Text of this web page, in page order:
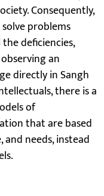
Consequently,
problems
deficiencies,
an
directly in Sangh
there is a
of
that are based
needs, instead